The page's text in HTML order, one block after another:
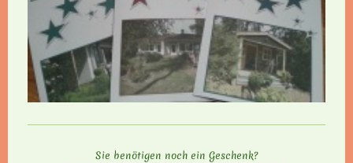
Sie benötigen noch ein Geschenk?